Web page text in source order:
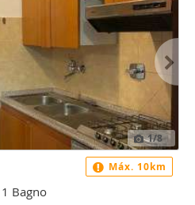
1/8
1 Bagno
Máx. 10km